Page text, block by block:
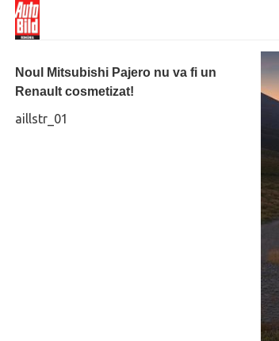
Noul Mitsubishi Pajero nu va fi un
Renault cosmetizat!
aillstr_01